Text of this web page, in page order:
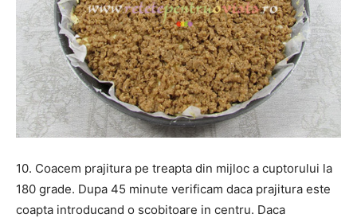
10. Coacem prajitura pe treapta din mijloc a cuptorului la
180 grade. Dupa 45 minute verificam daca prajitura este
coapta introducand o scobitoare in centru. Daca